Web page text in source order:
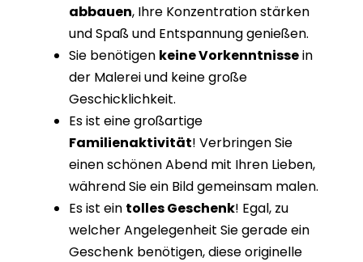
abbauen, Ihre Konzentration stärken
und Spaß und Entspannung genießen.
Sie benötigen keine Vorkenntnissein
der Malerei und keine große
Geschicklichkeit.
Es ist eine großartige
Familienaktivität! Verbringen Sie
einen schönen Abend mit Ihren Lieben,
während Sie ein Bild gemeinsam malen.
Es ist ein tolles Geschenk! Egal, zu
welcher Angelegenheit Sie gerade ein
Geschenk benötigen, diese originelle